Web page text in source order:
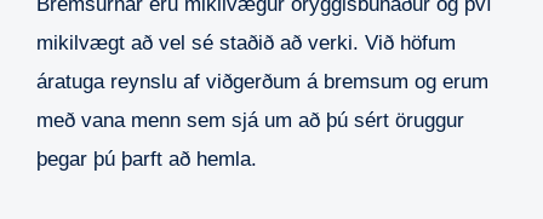
mikilvægt að vel sé staðið að verki. Við höfum
áratuga reynslu af viðgerðum á bremsum og erum
með vana menn sem sjá um að þú sért öruggur
þegar þú þarft að hemla.